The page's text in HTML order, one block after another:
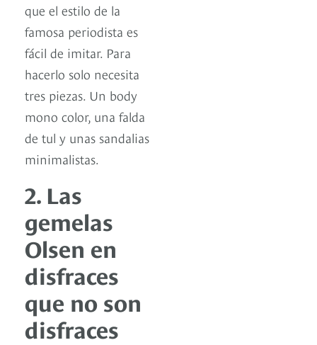
que el estilo de la
famosa periodista es
fácil de imitar. Para
hacerlo solo necesita
tres piezas. Un body
mono color, una falda
de tul y unas sandalias
minimalistas.
2. Las
gemelas
Olsen en
disfraces
que no son
disfraces